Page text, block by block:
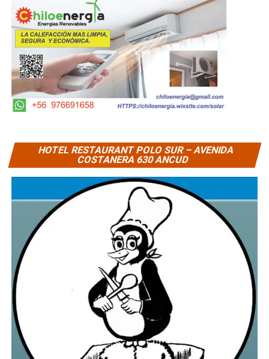
HOTEL RESTAURANT POLO SUR – AVENIDA
COSTANERA 630 ANCUD